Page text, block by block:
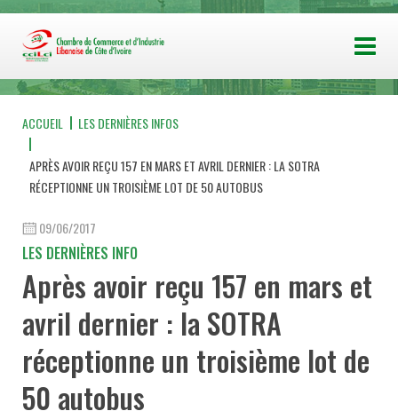
ACCUEIL LES DERNIÈRES INFOS
APRÈS AVOIR REÇU 157 EN MARS ET AVRIL DERNIER : LA SOTRA
RÉCEPTIONNE UN TROISIÈME LOT DE 50 AUTOBUS
09/06/2017
LES DERNIÈRES INFO
Après avoir reçu 157 en mars et
avril dernier : la SOTRA
réceptionne un troisième lot de
50 autobus